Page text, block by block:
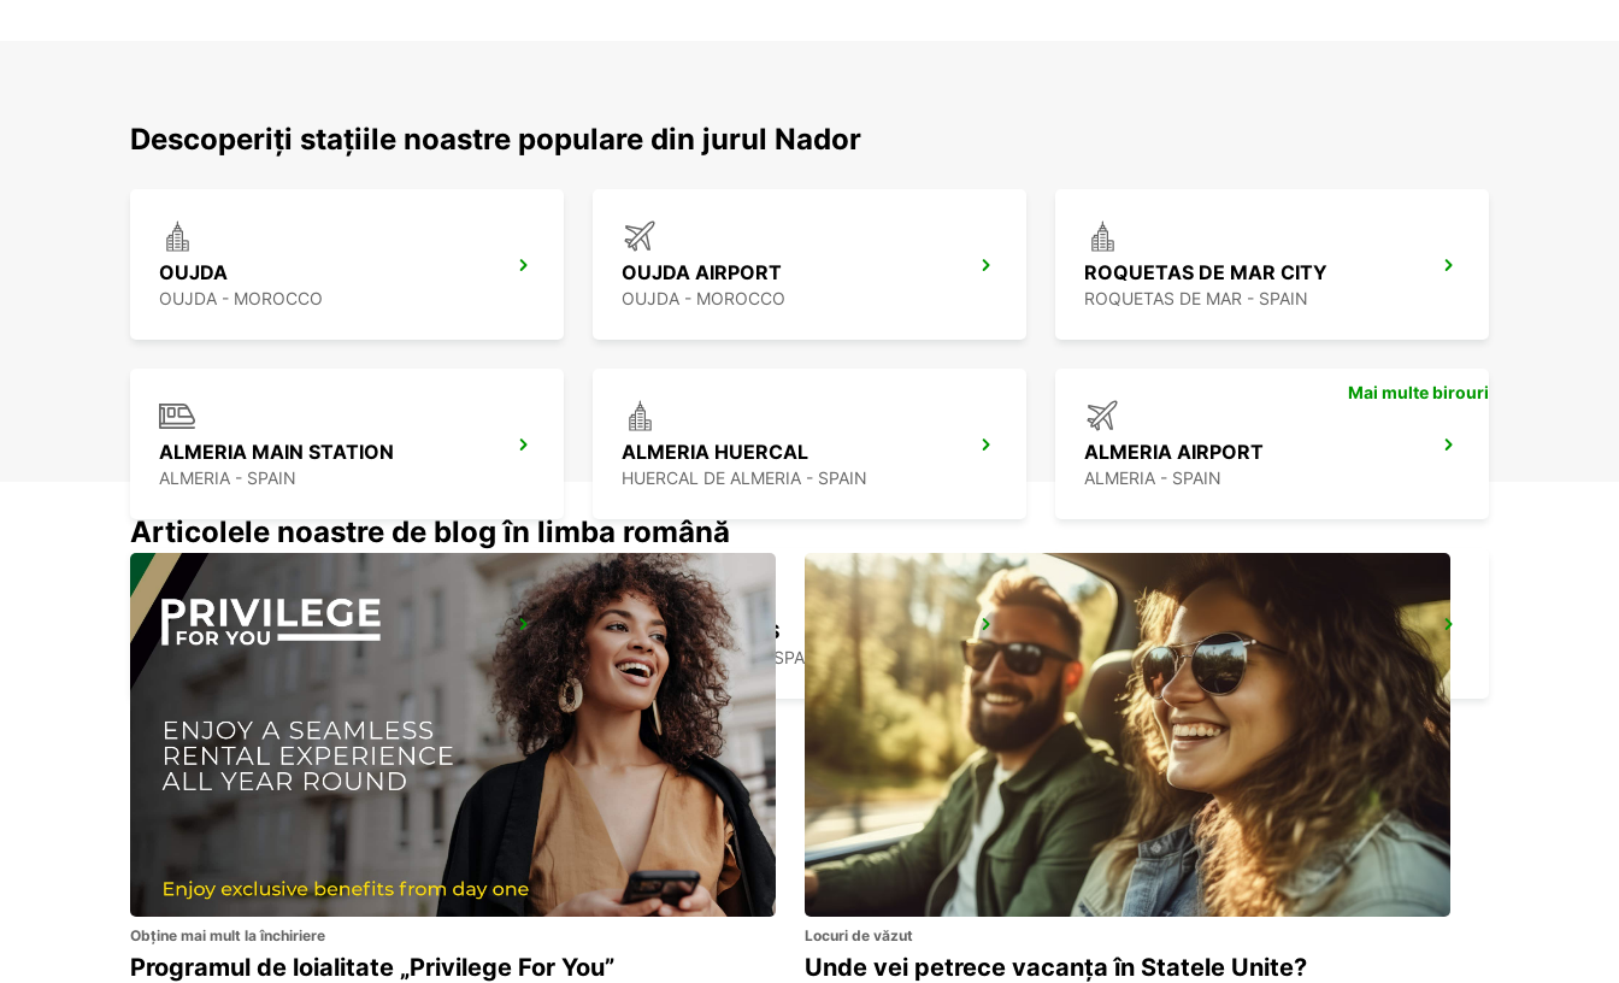
Descoperiți stațiile noastre populare din jurul Nador
OUJDA
OUJDA - MOROCCO
OUJDA AIRPORT
OUJDA - MOROCCO
ROQUETAS DE MAR CITY
ROQUETAS DE MAR - SPAIN
ALMERIA MAIN STATION
ALMERIA - SPAIN
ALMERIA HUERCAL
HUERCAL DE ALMERIA - SPAIN
ALMERIA AIRPORT
ALMERIA - SPAIN
NERJA
NERJA - SPAIN
TORREMOLINOS
TORREMOLINOS - SPAIN
MALAGA MAIN STATION
MALAGA - SPAIN
Mai multe birouri
Articolele noastre de blog în limba română
Obține mai mult la închiriere
Programul de loialitate „Privilege For You”
Locuri de văzut
Unde vei petrece vacanța în Statele Unite?